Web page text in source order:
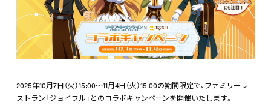
2025年10月7日（火）15:00～11月4日（火）15:00の期間限定で、ファミリーレ
ストラン「ジョイフル」とのコラボキャンペーンを開催いたします。